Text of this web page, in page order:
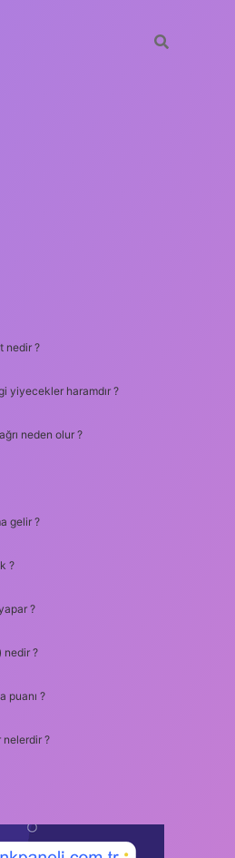
nedir ?
yiyecekler haramdır ?
neden olur ?
gelir ?
?
?
nedir ?
puanı ?
?